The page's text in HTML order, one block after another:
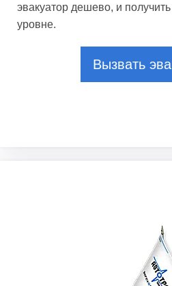
эвакуатор дешево, и
уровне.
Вызвать